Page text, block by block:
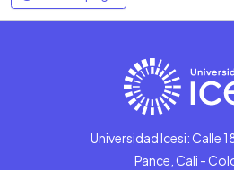
Universidad Icesi: Calle
Pance, Cali -